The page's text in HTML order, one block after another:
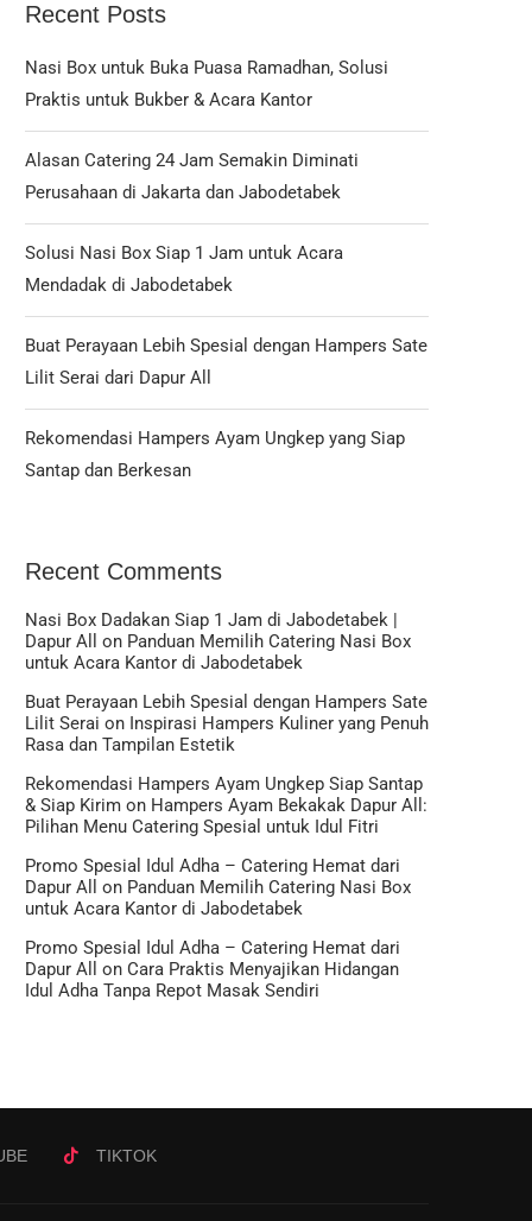
Recent Posts
Nasi Box untuk Buka Puasa Ramadhan, Solusi
Praktis untuk Bukber & Acara Kantor
Alasan Catering 24 Jam Semakin Diminati
Perusahaan di Jakarta dan Jabodetabek
Solusi Nasi Box Siap 1 Jam untuk Acara
Mendadak di Jabodetabek
Buat Perayaan Lebih Spesial dengan Hampers Sate
Lilit Serai dari Dapur All
Rekomendasi Hampers Ayam Ungkep yang Siap
Santap dan Berkesan
Recent Comments
Nasi Box Dadakan Siap 1 Jam di Jabodetabek |
Dapur All
on Panduan Memilih Catering Nasi Box
untuk Acara Kantor di Jabodetabek
Buat Perayaan Lebih Spesial dengan Hampers Sate
Lilit Serai on Inspirasi Hampers Kuliner yang Penuh
Rasa dan Tampilan Estetik
Rekomendasi Hampers Ayam Ungkep Siap Santap
& Siap Kirim on Hampers Ayam Bekakak Dapur All:
Pilihan Menu Catering Spesial untuk Idul Fitri
Promo Spesial Idul Adha – Catering Hemat dari
Dapur All
on Panduan Memilih Catering Nasi Box
untuk Acara Kantor di Jabodetabek
Promo Spesial Idul Adha – Catering Hemat dari
Dapur All
on Cara Praktis Menyajikan Hidangan
Idul Adha Tanpa Repot Masak Sendiri
TIKTOK